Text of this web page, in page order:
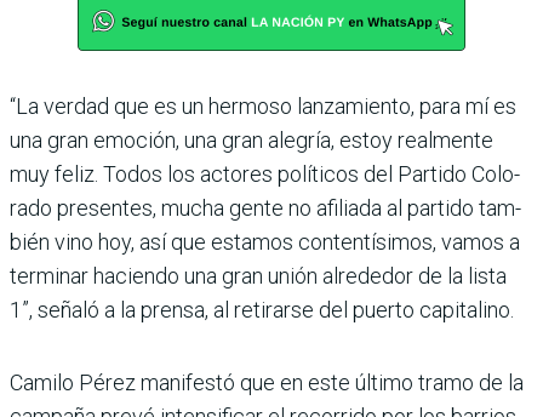
“La verdad que es un her­moso lanzamiento, para mí es
una gran emoción, una gran alegría, estoy realmente
muy feliz. Todos los actores políticos del Partido Colo­
rado presentes, mucha gente no afiliada al partido tam­
bién vino hoy, así que esta­mos contentísimos, vamos a
terminar haciendo una gran unión alrededor de la lista
1”, señaló a la prensa, al reti­rarse del puerto capitalino.
Camilo Pérez manifestó que en este último tramo de la